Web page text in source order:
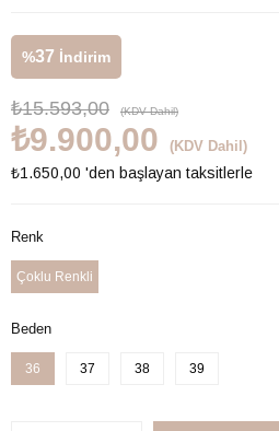
%37 İndirim
₺15.593,00 (KDV Dahil)
₺9.900,00 (KDV Dahil)
₺1.650,00 'den başlayan taksitlerle
Renk
Çoklu Renkli
Beden
36 37 38 39